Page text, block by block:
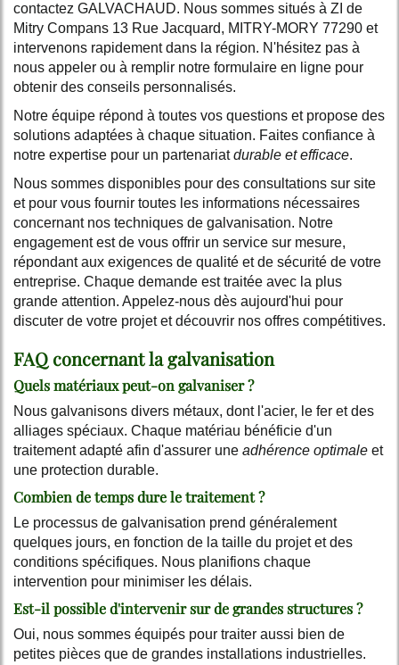
contactez GALVACHAUD. Nous sommes situés à ZI de
Mitry Compans 13 Rue Jacquard, MITRY-MORY 77290 et
intervenons rapidement dans la région. N'hésitez pas à
nous appeler ou à remplir notre formulaire en ligne pour
obtenir des conseils personnalisés.
Notre équipe répond à toutes vos questions et propose des
solutions adaptées à chaque situation. Faites confiance à
notre expertise pour un partenariatdurable et efficace.
Nous sommes disponibles pour des consultations sur site
et pour vous fournir toutes les informations nécessaires
concernant nos techniques de galvanisation. Notre
engagement est de vous offrir un service sur mesure,
répondant aux exigences de qualité et de sécurité de votre
entreprise. Chaque demande est traitée avec la plus
grande attention. Appelez-nous dès aujourd'hui pour
discuter de votre projet et découvrir nos offres compétitives.
FAQ concernant la galvanisation
Quels matériaux peut-on galvaniser ?
Nous galvanisons divers métaux, dont l'acier, le fer et des
alliages spéciaux. Chaque matériau bénéficie d'un
traitement adapté afin d'assurer une adhérence optimale et
une protection durable.
Combien de temps dure le traitement ?
Le processus de galvanisation prend généralement
quelques jours, en fonction de la taille du projet et des
conditions spécifiques. Nous planifions chaque
intervention pour minimiser les délais.
Est-il possible d'intervenir sur de grandes structures ?
Oui, nous sommes équipés pour traiter aussi bien de
petites pièces que de grandes installations industrielles.